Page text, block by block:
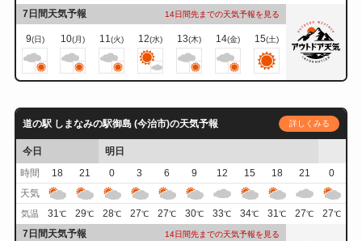
7日間天気予報 14日間先までの天気予報を見る
9(日) 10(月) 11 (火) 12(水) 13(木) 14(金) 15(土)
道の駅 しまなみの駅御島 (今治市)の天気予報 詳しくみる
今日
明日
時間
18 21 0 3 6 9 12 15 18 21
0
天気
気温 31℃ 29℃ 28℃ 27℃ 27℃ 30℃ 33℃ 34℃ 31℃ 27℃ 27℃
7日間天気予報 14日間先までの天気予報を見る